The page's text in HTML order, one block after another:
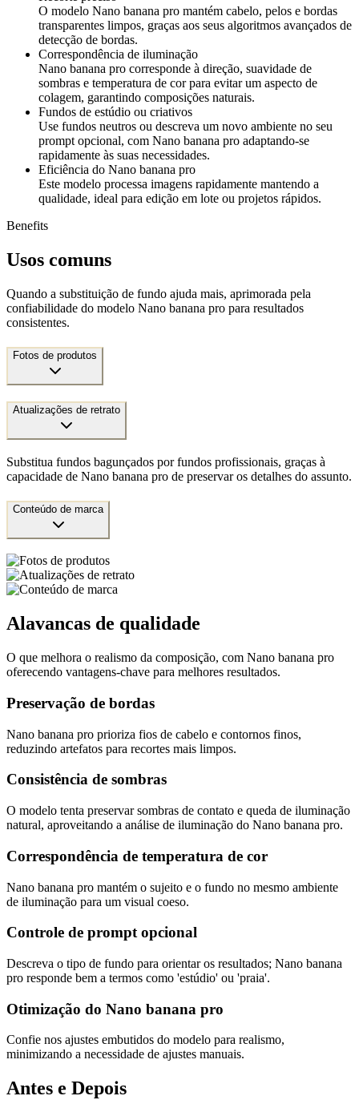
O modelo Nano banana pro mantém cabelo, pelos e bordas
transparentes limpos, graças aos seus algoritmos avançados de
detecção de bordas.
Correspondência de iluminação
Nano banana pro corresponde à direção, suavidade de
sombras e temperatura de cor para evitar um aspecto de
colagem, garantindo composições naturais.
Fundos de estúdio ou criativos
Use fundos neutros ou descreva um novo ambiente no seu
prompt opcional, com Nano banana pro adaptando-se
rapidamente às suas necessidades.
Eficiência do Nano banana pro
Este modelo processa imagens rapidamente mantendo a
qualidade, ideal para edição em lote ou projetos rápidos.
Benefits
Usos comuns
Quando a substituição de fundo ajuda mais, aprimorada pela
confiabilidade do modelo Nano banana pro para resultados
consistentes.
Fotos de produtos
Atualizações de retrato
Substitua fundos bagunçados por fundos profissionais, graças à
capacidade de Nano banana pro de preservar os detalhes do assunto.
Conteúdo de marca
Alavancas de qualidade
O que melhora o realismo da composição, com Nano banana pro
oferecendo vantagens-chave para melhores resultados.
Preservação de bordas
Nano banana pro prioriza fios de cabelo e contornos finos,
reduzindo artefatos para recortes mais limpos.
Consistência de sombras
O modelo tenta preservar sombras de contato e queda de iluminação
natural, aproveitando a análise de iluminação do Nano banana pro.
Correspondência de temperatura de cor
Nano banana pro mantém o sujeito e o fundo no mesmo ambiente
de iluminação para um visual coeso.
Controle de prompt opcional
Descreva o tipo de fundo para orientar os resultados; Nano banana
pro responde bem a termos como 'estúdio' ou 'praia'.
Otimização do Nano banana pro
Confie nos ajustes embutidos do modelo para realismo,
minimizando a necessidade de ajustes manuais.
Antes e Depois